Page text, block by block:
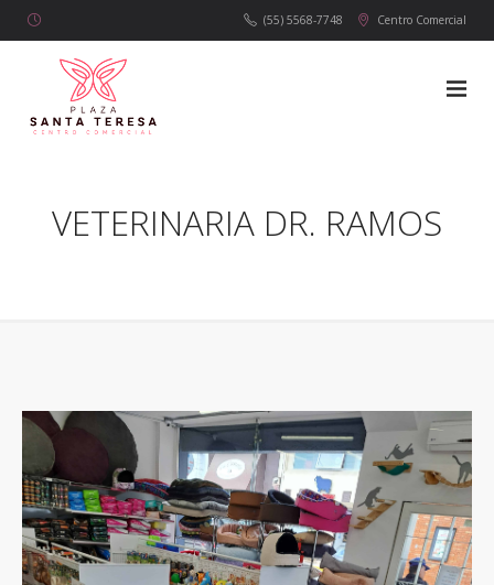
(55) 5568-7748 Centro Comercial
VETERINARIA DR. RAMOS